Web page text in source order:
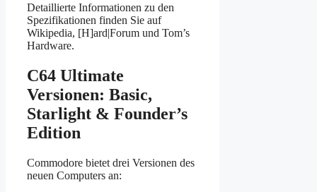
Detaillierte Informationen zu den
Spezifikationen finden Sie auf
Wikipedia, [H]ard|Forum und Tom’s
Hardware.
C64 Ultimate
Versionen: Basic,
Starlight & Founder’s
Edition
Commodore bietet drei Versionen des
neuen Computers an: